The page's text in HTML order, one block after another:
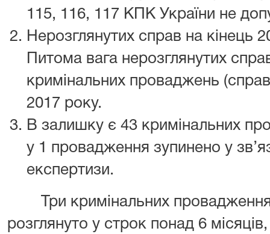
115, 116, 117 КПК України не
Нерозглянутих справ на кінець
Питома вага нерозглянутих
кримінальних проваджень
2017 року.
В залишку є 43 кримінальних
у 1 провадження зупинено у
експертизи.
Три кримінальних провадження
розглянуто у строк понад 6